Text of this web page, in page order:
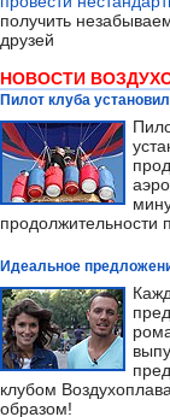
получить
друзей
НОВОСТИ
Пилот клуба
продолжительности
Идеальное
клубом
образом!